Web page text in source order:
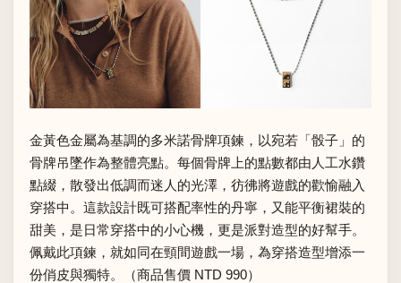
金黃色金屬為基調的多米諾骨牌項鍊，以宛若「骰子」的
骨牌吊墜作為整體亮點。每個骨牌上的點數都由人工水鑽
點綴，散發出低調而迷人的光澤，彷彿將遊戲的歡愉融入
穿搭中。這款設計既可搭配率性的丹寧，又能平衡裙裝的
甜美，是日常穿搭中的小心機，更是派對造型的好幫手。
佩戴此項鍊，就如同在頸間遊戲一場，為穿搭造型增添一
份俏皮與獨特。（商品售價 NTD 990）